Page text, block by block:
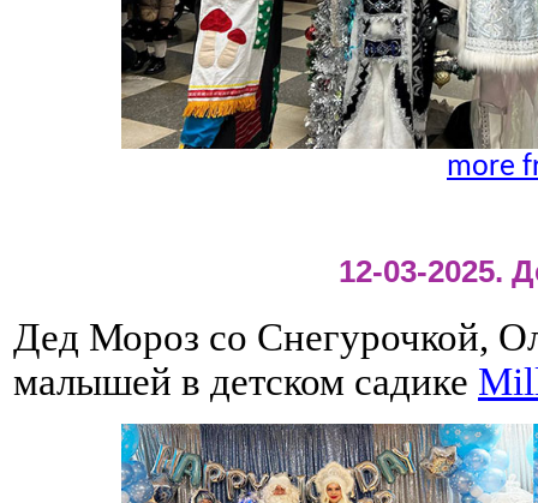
more
12-03-2025.
Дед Мороз со Снегурочкой,
малышей в детском садике